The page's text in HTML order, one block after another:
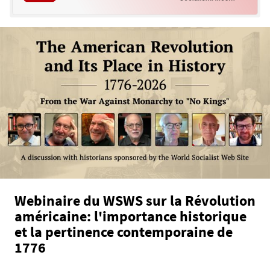
Webinaire du WSWS sur la Révolution
américaine: l'importance historique
et la pertinence contemporaine de
1776